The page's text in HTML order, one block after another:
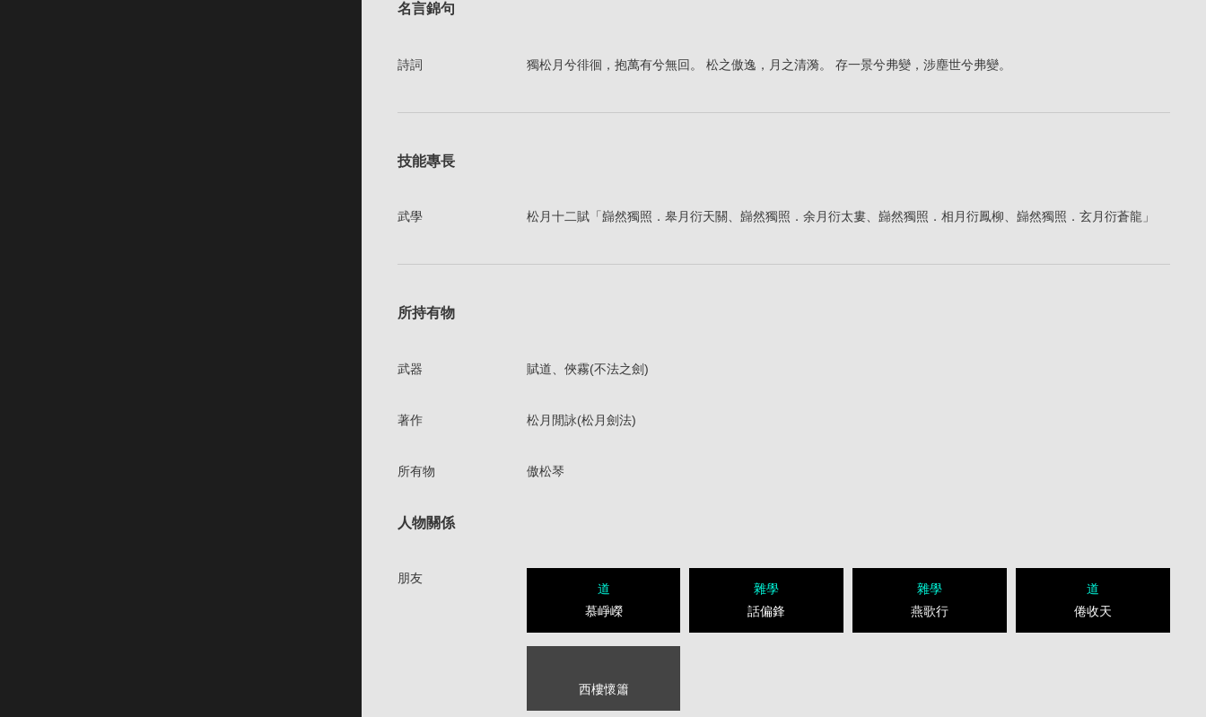
名言錦句
詩詞 獨松月兮徘徊，抱萬有兮無回。 松之傲逸，月之清漪。 存一景兮弗變，涉塵世兮弗變。
技能專長
武學 松月十二賦「巋然獨照．皋月衍天關、巋然獨照．余月衍太婁、巋然獨照．相月衍鳳柳、巋然獨照．玄月衍蒼龍」
所持有物
武器 賦道、俠霧(不法之劍)
著作 松月閒詠(松月劍法)
所有物 傲松琴
人物關係
朋友
道
慕崢嶸
雜學
話偏鋒
雜學
燕歌行
道
倦收天
西樓懷簫